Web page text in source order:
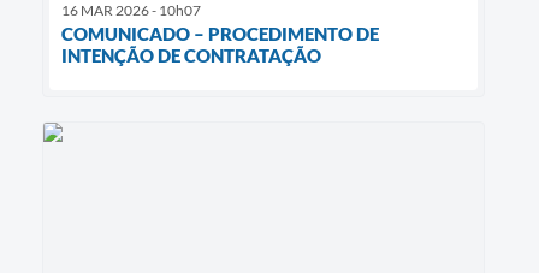
16 MAR 2026 - 10h07
COMUNICADO – PROCEDIMENTO DE
INTENÇÃO DE CONTRATAÇÃO